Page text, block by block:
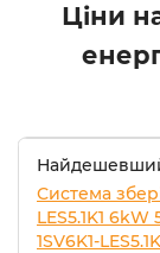
Ціни
Система
LES5.1K1
1SV6K1-